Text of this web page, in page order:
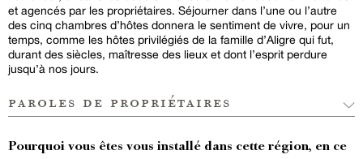
et agencés par les propriétaires. Séjourner dans l’une ou l’autre
des cinq chambres d’hôtes donnera le sentiment de vivre, pour un
temps, comme les hôtes privilégiés de la famille d’Aligre qui fut,
durant des siècles, maîtresse des lieux et dont l’esprit perdure
jusqu’à nos jours.
paroles de propriétaires
Pourquoi vous êtes vous installé dans cette région, en ce